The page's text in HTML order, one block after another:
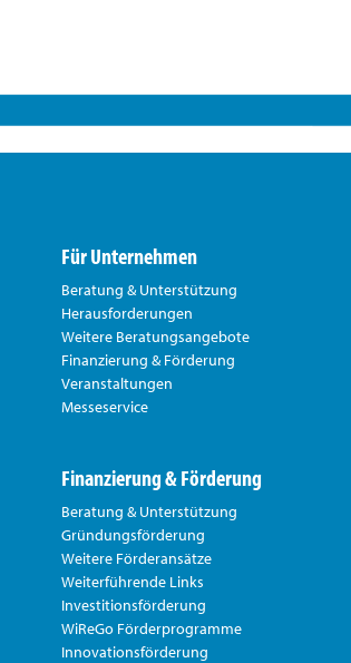
Für Unternehmen
Beratung & Unterstützung
Herausforderungen
Weitere Beratungsangebote
Finanzierung & Förderung
Veranstaltungen
Messeservice
Finanzierung & Förderung
Beratung & Unterstützung
Gründungsförderung
Weitere Förderansätze
Weiterführende Links
Investitionsförderung
WiReGo Förderprogramme
Innovationsförderung